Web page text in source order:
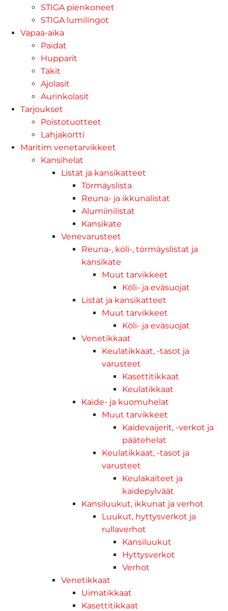
STIGA pienkoneet
STIGA lumilingot
Vapaa-aika
Paidat
Hupparit
Takit
Ajolasit
Aurinkolasit
Tarjoukset
Poistotuotteet
Lahjakortti
Maritim venetarvikkeet
Kansihelat
Listat ja kansikatteet
Törmäyslista
Reuna- ja ikkunalistat
Alumiinilistat
Kansikate
Venevarusteet
Reuna-, köli-, törmäyslistat ja
kansikate
Muut tarvikkeet
Köli- ja eväsuojat
Listat ja kansikatteet
Muut tarvikkeet
Köli- ja eväsuojat
Venetikkaat
Keulatikkaat, -tasot ja
varusteet
Kasettitikkaat
Keulatikkaat
Kaide- ja kuomuhelat
Muut tarvikkeet
Kaidevaijerit, -verkot ja
päätehelat
Keulatikkaat, -tasot ja
varusteet
Keulakaiteet ja
kaidepylväät
Kansiluukut, ikkunat ja verhot
Luukut, hyttysverkot ja
rullaverhot
Kansiluukut
Hyttysverkot
Verhot
Venetikkaat
Uimatikkaat
Kasettitikkaat